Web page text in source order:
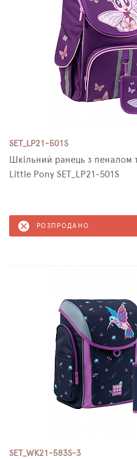
SET_LP21-501S
Шкільний ранець з пеналом
Little Pony SET_LP21-501S
РОЗПРОДАНО
SET_WK21-583S-3